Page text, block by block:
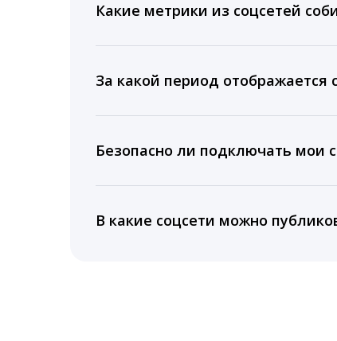
Какие метрики из соцсетей
время для публикации, показываем
За какой период отображается
подключении тарифа Блогер. При
5 лет.
Безопасно ли подключать мои
информацию третьим лицам.
В какие соцсети можно